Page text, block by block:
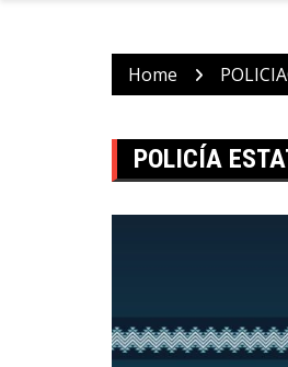
Home
POLICÍA